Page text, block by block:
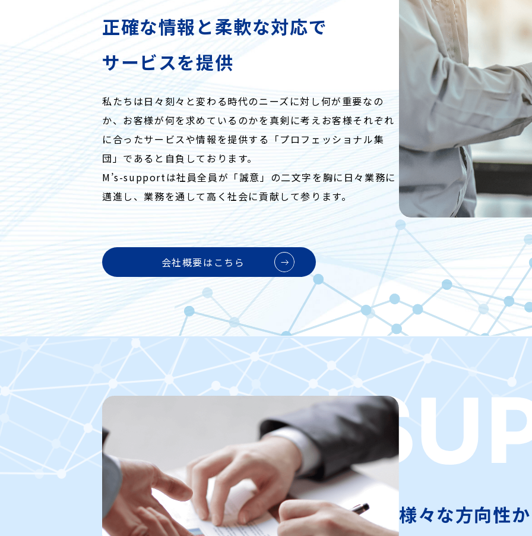
正確な情報と柔軟な対応で
サービスを提供
私たちは日々刻々と変わる時代のニーズに対し何が重要なの
か、お客様が何を求めているのかを真剣に考えお客様それぞれ
に合ったサービスや情報を提供する「プロフェッショナル集
団」であると自負しております。
M’s-supportは社員全員が「誠意」の二文字を胸に日々業務に
邁進し、業務を通して高く社会に貢献して参ります。
会社概要はこちら
様々な方向性